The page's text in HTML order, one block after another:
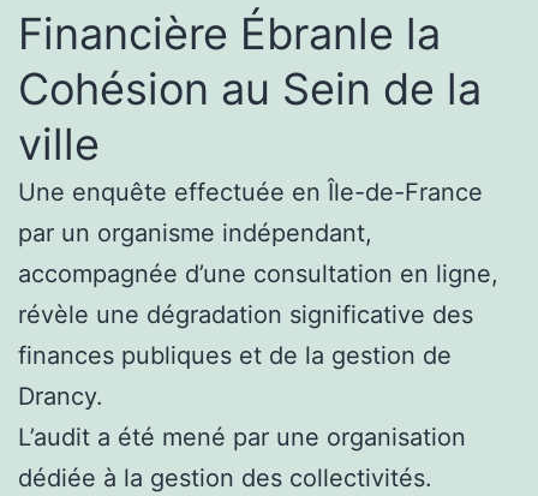
Financière Ébranle la
Cohésion au Sein de la
ville
Une enquête effectuée en Île-de-France
par un organisme indépendant,
accompagnée d’une consultation en ligne,
révèle une dégradation significative des
finances publiques et de la gestion de
Drancy.
L’audit a été mené par une organisation
dédiée à la gestion des collectivités.